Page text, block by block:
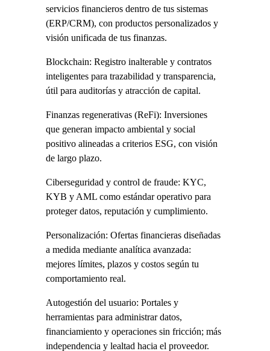
servicios financieros dentro de tus sistemas
(ERP/CRM), con productos personalizados y
visión unificada de tus finanzas.
Blockchain: Registro inalterable y contratos
inteligentes para trazabilidad y transparencia,
útil para auditorías y atracción de capital.
Finanzas regenerativas (ReFi): Inversiones
que generan impacto ambiental y social
positivo alineadas a criterios ESG, con visión
de largo plazo.
Ciberseguridad y control de fraude: KYC,
KYB y AML como estándar operativo para
proteger datos, reputación y cumplimiento.
Personalización: Ofertas financieras diseñadas
a medida mediante analítica avanzada:
mejores límites, plazos y costos según tu
comportamiento real.
Autogestión del usuario: Portales y
herramientas para administrar datos,
financiamiento y operaciones sin fricción; más
independencia y lealtad hacia el proveedor.